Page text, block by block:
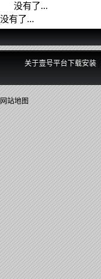
没有了...
没有了...
关于壹号平台下载安装
网站地图